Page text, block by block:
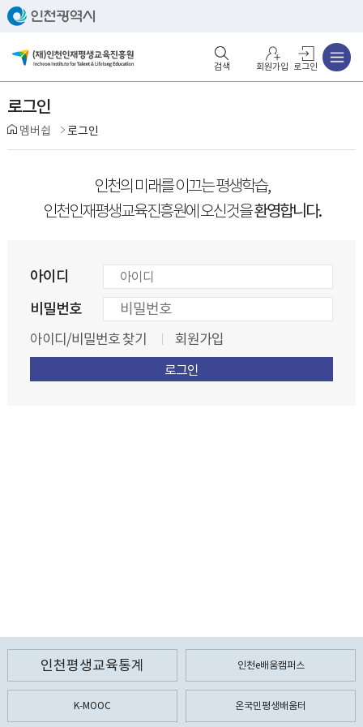
회원가입 로그인
로그인
멤버쉽 로그인
인천의 미래를 이끄는 평생학습,
인천인재평생교육진흥원에 오신것을환영합니다.
아이디
비밀번호
아이디/비밀번호 찾기 회원가입
인천평생교육통계 인천e배움캠퍼스
K-MOOC 온국민평생배움터